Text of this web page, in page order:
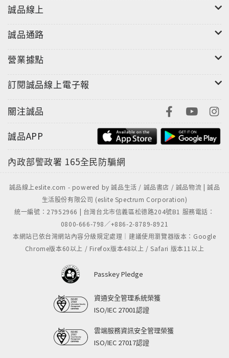
誠品線上
誠品通路
營業據點
訂閱誠品線上電子報
關注誠品
誠品APP
內政部警政署 165全民防騙網
誠品線上eslite.com - powered by 誠品生活 / 誠品書店 / 誠品物流 | 誠品
生活股份有限公司 (eslite Spectrum Corporation)
統一編號：27952966 | 台灣台北市信義區松德路204號B1 服務電話：
0800-666-798／+886-2-8789-8921
本網站已依台灣網站內容分級規定處理｜建議使用瀏覽器版本：Google
Chrome版本60以上 / Firefox版本48以上 / Safari 版本11以上
Passkey Pledge
資通安全管理系統榮獲
ISO/IEC 27001認證
雲端服務資訊安全管理榮獲
ISO/IEC 27017認證